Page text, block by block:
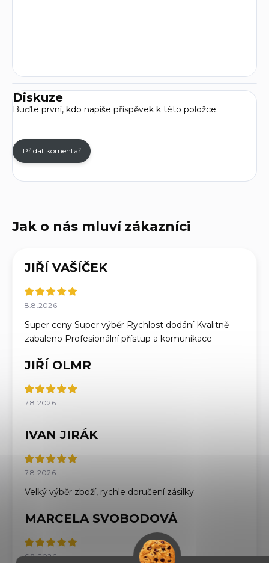
Diskuze
Buďte první, kdo napíše příspěvek k této položce.
Přidat komentář
JIŘÍ VAŠÍČEK
8.8.2026
Super ceny Super výběr Rychlost dodání Kvalitně
zabaleno Profesionální přístup a komunikace
JIŘÍ OLMR
7.8.2026
IVAN JIRÁK
7.8.2026
Velký výběr zboží, rychle doručení zásilky
MARCELA SVOBODOVÁ
6.8.2026